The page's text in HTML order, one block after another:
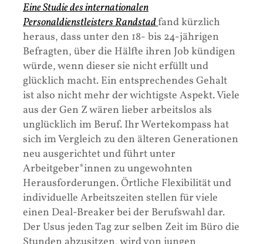
Eine Studie des internationalen
Personaldienstleisters Randstadfand kürzlich
heraus, dass unter den 18- bis 24-jährigen
Befragten, über die Hälfte ihren Job kündigen
würde, wenn dieser sie nicht erfüllt und
glücklich macht. Ein entsprechendes Gehalt
ist also nicht mehr der wichtigste Aspekt. Viele
aus der Gen Z wären lieber arbeitslos als
unglücklich im Beruf. Ihr Wertekompass hat
sich im Vergleich zu den älteren Generationen
neu ausgerichtet und führt unter
Arbeitgeber*innen zu ungewohnten
Herausforderungen. Örtliche Flexibilität und
individuelle Arbeitszeiten stellen für viele
einen Deal-Breaker bei der Berufswahl dar.
Der Usus jeden Tag zur selben Zeit im Büro die